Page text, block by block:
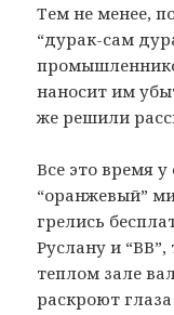
Тем не менее,
“дурак-сам
наносит им
же решили
Все это время
“оранжевый”
грелись
Руслану и
теплом зале
раскроют